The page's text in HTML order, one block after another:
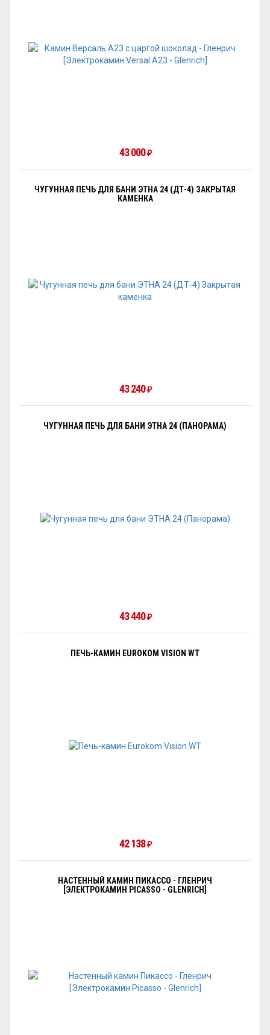
43 000₽
ЧУГУННАЯ ПЕЧЬ ДЛЯ БАНИ ЭТНА 24 (ДТ-4) ЗАКРЫТАЯ
КАМЕНКА
43 240₽
ЧУГУННАЯ ПЕЧЬ ДЛЯ БАНИ ЭТНА 24 (ПАНОРАМА)
43 440₽
ПЕЧЬ-КАМИН EUROKOM VISION WT
42 138₽
НАСТЕННЫЙ КАМИН ПИКАССО - ГЛЕНРИЧ
[ЭЛЕКТРОКАМИН PICASSO - GLENRICH]